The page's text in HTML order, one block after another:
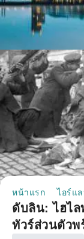
หน้าแรก ไอร์แ
ดับลิน: ไฮไ
ทัวร์ส่วนตัวพ